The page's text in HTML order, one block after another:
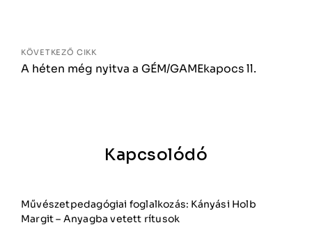
KÖVETKEZŐ CIKK
A héten még nyitva a GÉM/GAMEkapocs ll.
Kapcsolódó
Művészetpedagógiai foglalkozás: Kányási Holb
Margit – Anyagba vetett rítusok